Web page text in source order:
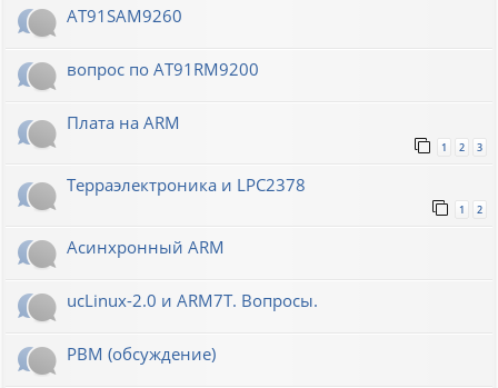
AT91SAM9260
вопрос по AT91RM9200
Плата на ARM
1 2 3
Терраэлектроника и LPC2378
1 2
Асинхронный ARM
ucLinux-2.0 и ARM7T. Вопросы.
РВМ (обсуждение)